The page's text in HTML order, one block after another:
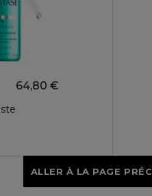
64,80 €
ALLER À LA PAGE